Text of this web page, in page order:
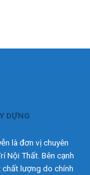
DỰNG
là đơn vị chuyên
Nội Thất. Bên cạnh
chất lượng do chính